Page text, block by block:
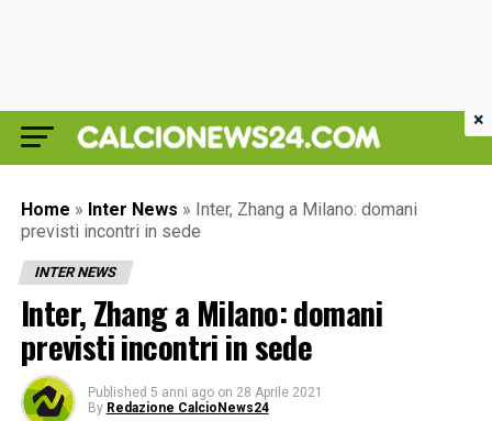
Home » Inter News » Inter, Zhang a Milano: domani
previsti incontri in sede
INTER NEWS
Inter, Zhang a Milano: domani
previsti incontri in sede
Published 5 anni ago on 28 Aprile 2021
By Redazione CalcioNews24
×